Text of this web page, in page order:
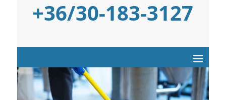
+36/30-183-3127